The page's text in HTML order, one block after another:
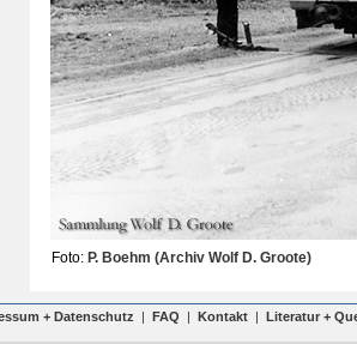
Foto: P. Boehm (Archiv Wolf D. Groote)
+ Datenschutz | FAQ | Kontakt | Literatur +